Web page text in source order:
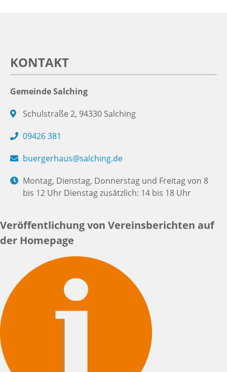
KONTAKT
Gemeinde Salching
Schulstraße 2, 94330 Salching
09426 381
buergerhaus@salching.de
Montag, Dienstag, Donnerstag und Freitag von 8
bis 12 Uhr Dienstag zusätzlich: 14 bis 18 Uhr
Veröffentlichung von Vereinsberichten auf
der Homepage